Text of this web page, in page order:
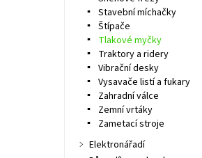
Stavební míchačky
Štípače
Tlakové myčky
Traktory a ridery
Vibrační desky
Vysavače listí a fukary
Zahradní válce
Zemní vrtáky
Zametací stroje
Elektronářadí